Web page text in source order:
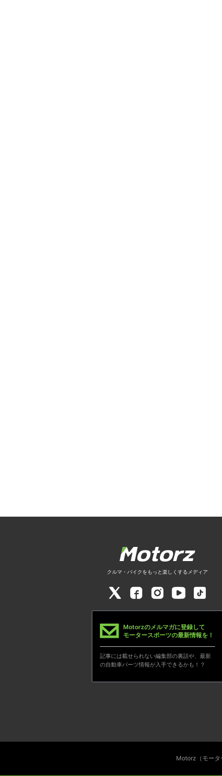
クルマ・バイクをもっと楽しくするメディア
Motorzのメルマガに登録して
モータースポーツの最新情報を！
記事には載せられない編集部の裏話や、最新
の自動車パーツ情報が入手できるかも！？
Motorz（モータ